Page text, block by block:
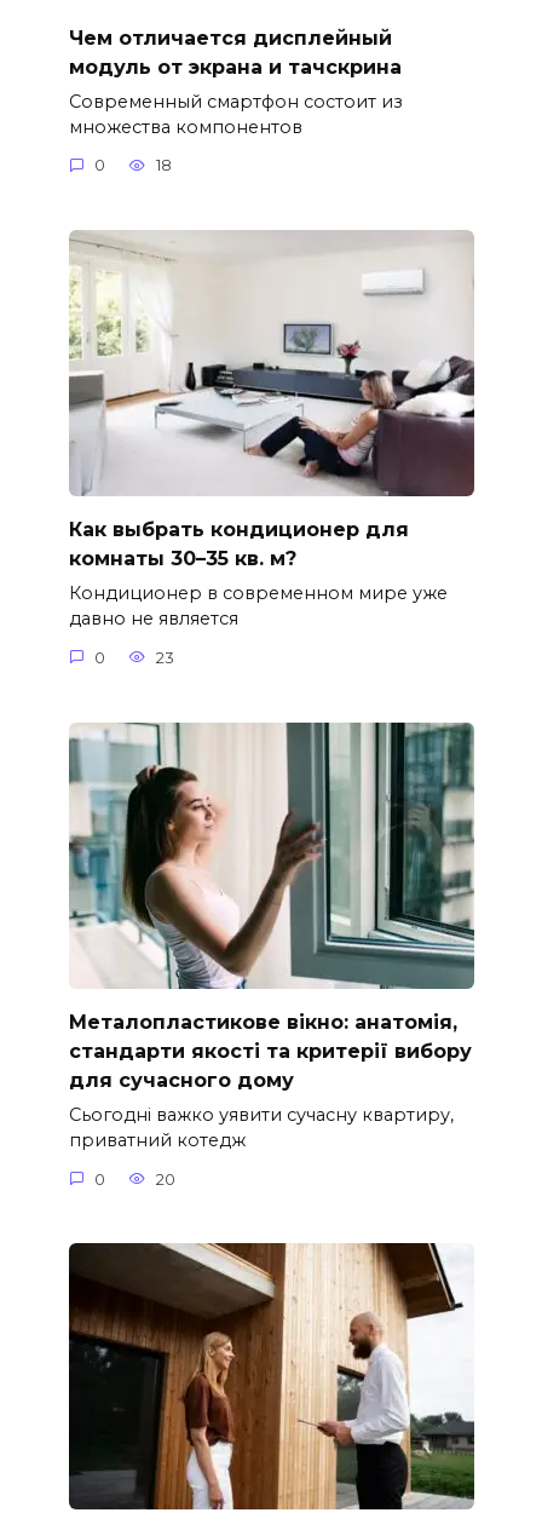
Чем отличается дисплейный
модуль от экрана и тачскрина
Современный смартфон состоит из
множества компонентов
0 18
Как выбрать кондиционер для
комнаты 30–35 кв. м?
Кондиционер в современном мире уже
давно не является
0 23
Металопластикове вікно: анатомія,
стандарти якості та критерії вибору
для сучасного дому
Сьогодні важко уявити сучасну квартиру,
приватний котедж
0 20